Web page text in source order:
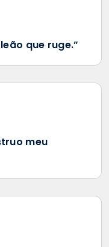
que ruge.”
meu